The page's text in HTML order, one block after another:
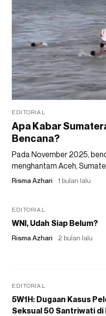
EDITORIAL
Apa Kabar
Bencana?
Pada November 2025,
menghantam Aceh,
Risma Azhari 1 bulan lalu
EDITORIAL
WNI, Udah Siap Belum?
Risma Azhari 2 bulan lalu
EDITORIAL
5W1H: Dugaan Kasus
Seksual 50 Santriwati